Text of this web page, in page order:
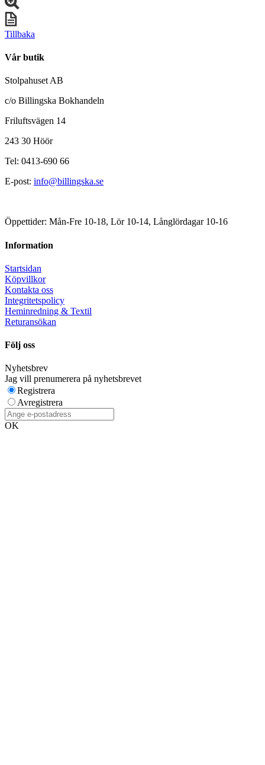
Tillbaka
Vår butik
Stolpahuset AB
c/o Billingska Bokhandeln
Friluftsvägen 14
243 30 Höör
Tel: 0413-690 66
E-post: info@billingska.se
Öppettider: Mån-Fre 10-18, Lör 10-14, Långlördagar 10-16
Information
Startsidan
Köpvillkor
Kontakta oss
Integritetspolicy
Heminredning & Textil
Returansökan
Följ oss
Nyhetsbrev
Jag vill prenumerera på nyhetsbrevet
Registrera
Avregistrera
OK